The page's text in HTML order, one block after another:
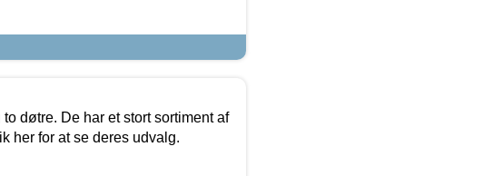
døtre. De har et stort sortiment af
her for at se deres udvalg.